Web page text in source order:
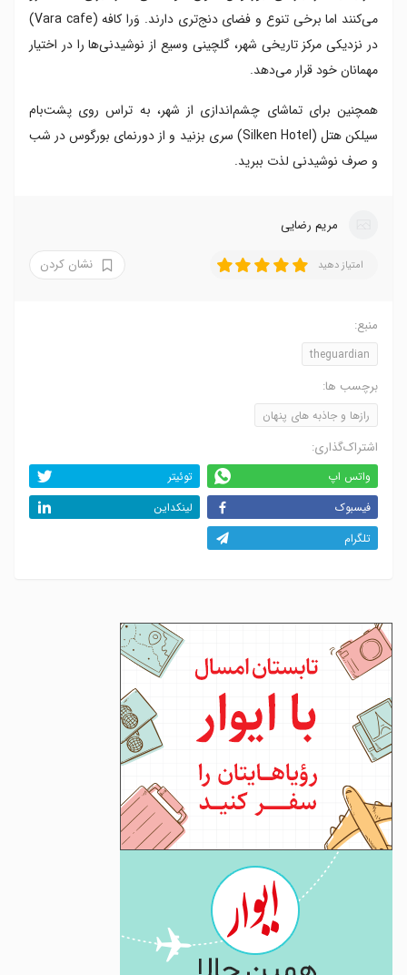
می‌کنند اما برخی تنوع و فضای دنج‌تری دارند. وَرا کافه (Vara cafe)
در نزدیکی مرکز تاریخی شهر، گلچینی وسیع از نوشیدنی‌ها را در اختیار
مهمانان خود قرار می‌دهد.
همچنین برای تماشای چشم‌اندازی از شهر، به تراس روی پشت‌بام
سیلکن هتل (Silken Hotel) سری بزنید و از دورنمای بورگوس در شب
و صرف نوشیدنی لذت ببرید.
مریم رضایی
امتیاز دهید نشان کردن
منبع:
theguardian
برچسب ها:
رازها و جاذبه های پنهان
اشتراک‌گذاری:
واتس اپ
توئیتر
فیسبوک
لینکداین
تلگرام